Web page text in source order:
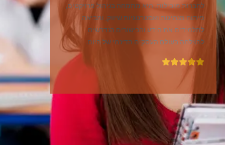
לחברות מובילות. היא מתמחה בניהול פרויקטים,
פיתוח מנהיגות ואסטרטגיות שיווק, ומביאה
לתלמידים את הידע והכישורים הנדרשים
להצלחה בעולם העסקים הדינמי של היום.